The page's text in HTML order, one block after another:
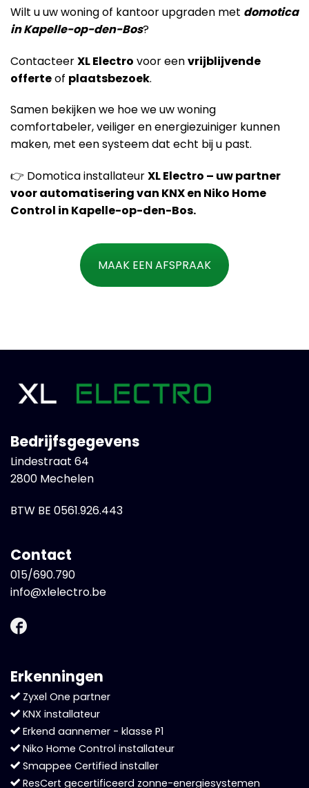
Wilt u uw woning of kantoor upgraden met domotica
in Kapelle-op-den-Bos?
ContacteerXL Electro voor eenvrijblijvende
offerteof plaatsbezoek.
Samen bekijken we hoe we uw woning
comfortabeler, veiliger en energiezuiniger kunnen
maken, met een systeem dat echt bij u past.
👉 Domotica installateurXL Electro – uw partner
voor automatisering van KNX en Niko Home
Control in Kapelle-op-den-Bos.
MAAK EEN AFSPRAAK
Bedrijfsgegevens
Lindestraat 64
2800 Mechelen
BTW BE 0561.926.443
Contact
015/690.790
info@xlelectro.be
Erkenningen
Zyxel One partner
KNX installateur
Erkend aannemer - klasse P1
Niko Home Control installateur
Smappee Certified installer
ResCert gecertificeerd zonne-energiesystemen